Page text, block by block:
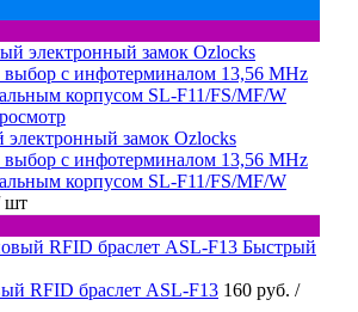
замок Ozlocks
с инфотерминалом 13,56 MHz
корпусом SL-F11/FS/MF/W
шт
Быстрый
RFID браслет ASL-F13 160 руб. /